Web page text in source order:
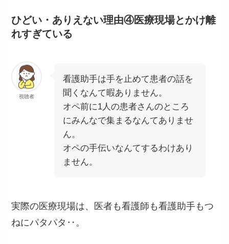
ひどい・ありえない理由④医療現場とかけ離
れすぎている
視聴者
看護助手は手を止めて患者の話を
聞くなんて暇ありません。
オペ前に1人の患者さんのところ
にみんなで集まるなんてありませ
ん。
オペの手伝いなんてするわけあり
ません。
実際の医療現場は、医者も看護師も看護助手もつ
ねにパタパタ‥。